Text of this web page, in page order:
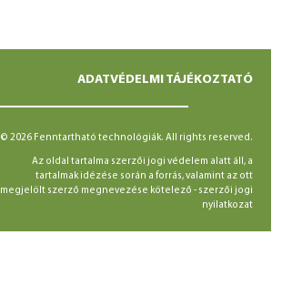
ADATVÉDELMI TÁJÉKOZTATÓ
© 2026 Fenntartható technológiák. All rights reserved.
Az oldal tartalma szerzői jogi védelem alatt áll, a
tartalmak idézése során a forrás, valamint az ott
megjelölt szerző megnevezése kötelező - szerzői jogi
nyilatkozat